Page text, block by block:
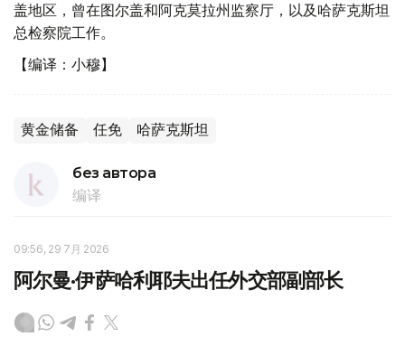
盖地区，曾在图尔盖和阿克莫拉州监察厅，以及哈萨克斯坦
总检察院工作。
【编译：小穆】
黄金储备 任免 哈萨克斯坦
без автора
编译
09:56, 29 7月 2026
阿尔曼·伊萨哈利耶夫出任外交部副部长